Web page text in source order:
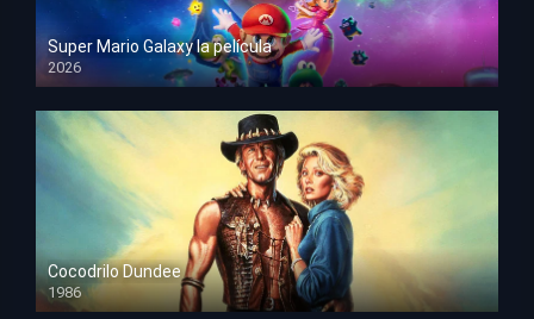
Super Mario Galaxy la película
2026
HD 1080p
Cocodrilo Dundee
1986
HD 1080p